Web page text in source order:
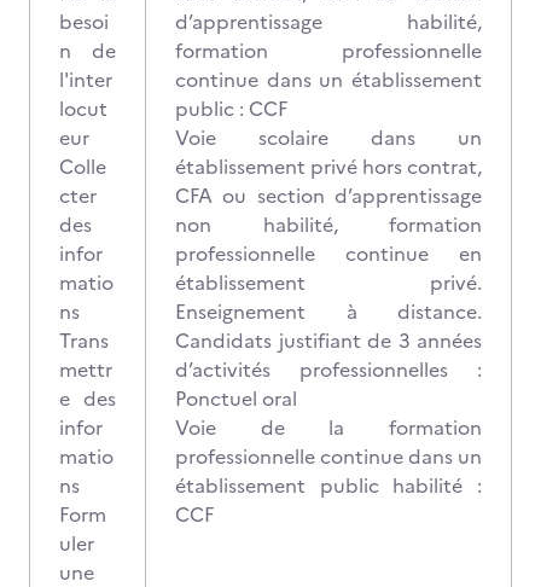
besoi
n de
l'inter
locut
eur
Colle
cter
des
infor
matio
ns
Trans
mettr
e des
infor
matio
ns
Form
uler
une
d’apprentissage habilité,
formation professionnelle
continue dans un établissement
public : CCF
Voie scolaire dans un
établissement privé hors contrat,
CFA ou section d’apprentissage
non habilité, formation
professionnelle continue en
établissement privé.
Enseignement à distance.
Candidats justifiant de 3 années
d’activités professionnelles :
Ponctuel oral
Voie de la formation
professionnelle continue dans un
établissement public habilité :
CCF